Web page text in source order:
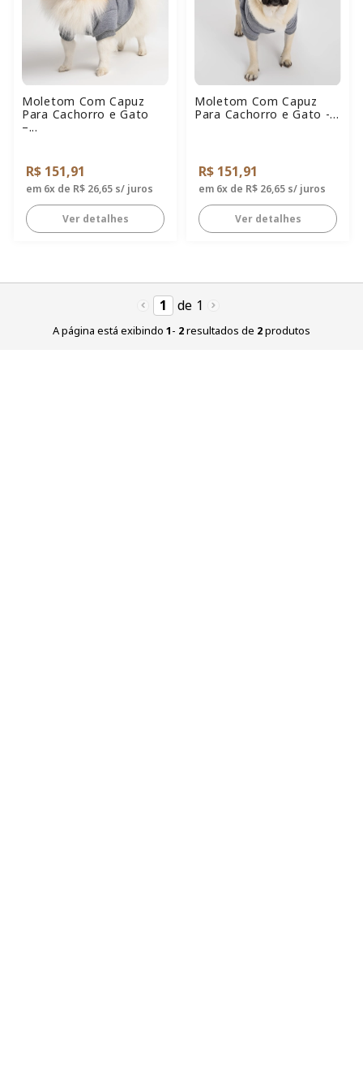
JAQUETA
PIJAMA
VER TUDO
Moletom Com Capuz
Para Cachorro e Gato
–...
R$ 151,91
em 6x de R$ 26,65 s/ juros
Ver detalhes
Moletom Com Capuz
Para Cachorro e Gato -...
R$ 151,91
em 6x de R$ 26,65 s/ juros
Ver detalhes
A página está exibindo 1- 2resultados de 2produtos
1 de 1